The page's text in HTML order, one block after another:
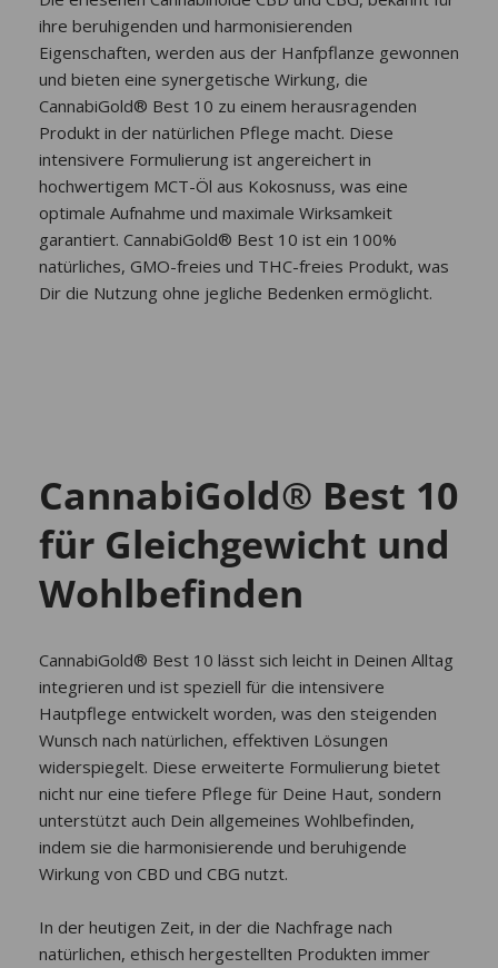
ihre beruhigenden und harmonisierenden
Eigenschaften, werden aus der Hanfpflanze gewonnen
und bieten eine synergetische Wirkung, die
CannabiGold® Best 10 zu einem herausragenden
Produkt in der natürlichen Pflege macht. Diese
intensivere Formulierung ist angereichert in
hochwertigem MCT-Öl aus Kokosnuss, was eine
optimale Aufnahme und maximale Wirksamkeit
garantiert. CannabiGold® Best 10 ist ein 100%
natürliches, GMO-freies und THC-freies Produkt, was
Dir die Nutzung ohne jegliche Bedenken ermöglicht.
CannabiGold® Best 10
für Gleichgewicht und
Wohlbefinden
CannabiGold® Best 10 lässt sich leicht in Deinen Alltag
integrieren und ist speziell für die intensivere
Hautpflege entwickelt worden, was den steigenden
Wunsch nach natürlichen, effektiven Lösungen
widerspiegelt. Diese erweiterte Formulierung bietet
nicht nur eine tiefere Pflege für Deine Haut, sondern
unterstützt auch Dein allgemeines Wohlbefinden,
indem sie die harmonisierende und beruhigende
Wirkung von CBD und CBG nutzt.
In der heutigen Zeit, in der die Nachfrage nach
natürlichen, ethisch hergestellten Produkten immer